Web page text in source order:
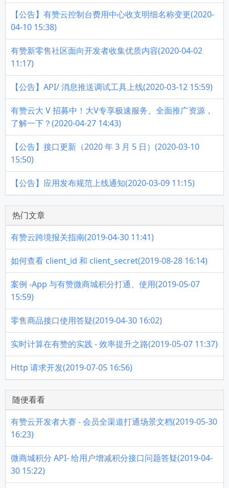
【公告】有赞云控制台费用中心收支明细名称变更(2020-
04-10 15:38)
有赞新零售社区面向开发者收集优质内容(2020-04-02
11:17)
【公告】API/ 消息推送调试工具上线(2020-03-12 15:59)
有赞云大 V 招募中！大V专享极速服务、全面推广资源，
了解一下？(2020-04-27 14:43)
【公告】接口更新（2020 年 3 月 5 日）(2020-03-10
15:50)
【公告】应用发布规范上线通知(2020-03-09 11:15)
热门文章
有赞云跨境报关指南(2019-04-30 11:41)
如何查看 client_id 和 client_secret(2019-08-28 16:14)
案例 -App 与有赞微商城积分打通、使用(2019-05-07
15:59)
零售商品接口使用答疑(2019-04-30 16:02)
实时计算在有赞的实践 - 效率提升之路(2019-05-07 11:37)
Http 请求开发(2019-07-05 16:56)
随便看看
有赞云开发者大赛 - 会员全渠道打通场景文档(2019-05-30
16:23)
微商城积分 API- 给用户增减积分接口问题答疑(2019-04-
30 15:22)